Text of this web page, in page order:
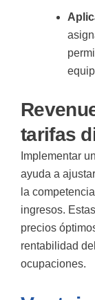
tarifas
Implementar
ayuda a
la
ingresos.
precios
rentabilidad
ocupaciones.